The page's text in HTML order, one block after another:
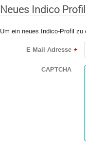
Neues Indico
Um ein neues Indico-Profil
E-Mail-Adresse *
CAPTCHA